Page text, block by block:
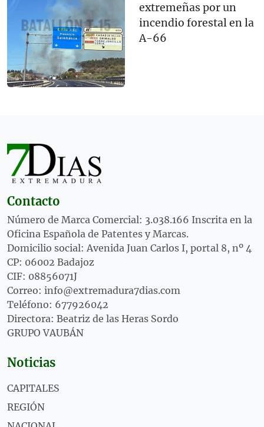
extremeñas por un
incendio forestal en la
A-66
Contacto
Número de Marca Comercial: 3.038.166 Inscrita en la
Oficina Española de Patentes y Marcas.
Domicilio social: Avenida Juan Carlos I, portal 8, nº 4
CP: 06002 Badajoz
CIF: 08856071J
Correo: info@extremadura7dias.com
Teléfono: 677926042
Directora: Beatriz de las Heras Sordo
GRUPO VAUBÁN
Noticias
CAPITALES
REGIÓN